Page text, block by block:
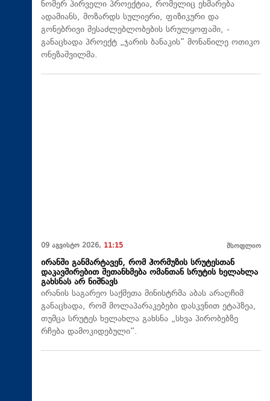
ნომერ პირველი პროექტია, რომელიც ეხმარება
ადამიანს, მოზარდს სულიერი, ფიზიკური და
გონებრივი შესაძლებლობების სრულყოფაში, -
განაცხადა პროექტ „ჯარის ბანაკის“ მონაწილე ოთიკო
ონეზაშვილმა.
09 აგვისტო 2026, 11:15 მსოფლიო
ირანში განმარტავენ, რომ ჰორმუზის სრუტესთან
დაკავშირებით შეთანხმება ომანთან სრუტის ხელახლა
გახსნას არ ნიშნავს
ირანის საგარეო საქმეთა მინისტრმა აბას არაღჩიმ
განაცხადა, რომ მოლაპარაკებები დასკვნით ეტაპზეა,
თუმცა სრუტეს ხელახლა გახსნა „სხვა პირობებზე
რჩება დამოკიდებული“.